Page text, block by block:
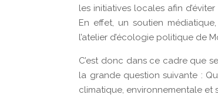
les initiatives locales afin
En effet, un soutien
l’atelier d’écologie politique de
C’est donc dans ce cadre que
la grande question suivante :
climatique, environnementale et